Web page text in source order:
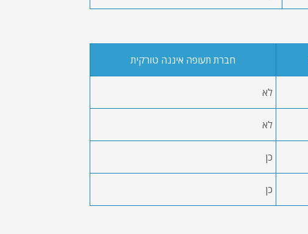
חברת תעופה איננה טורקית
לא
לא
כן
כן